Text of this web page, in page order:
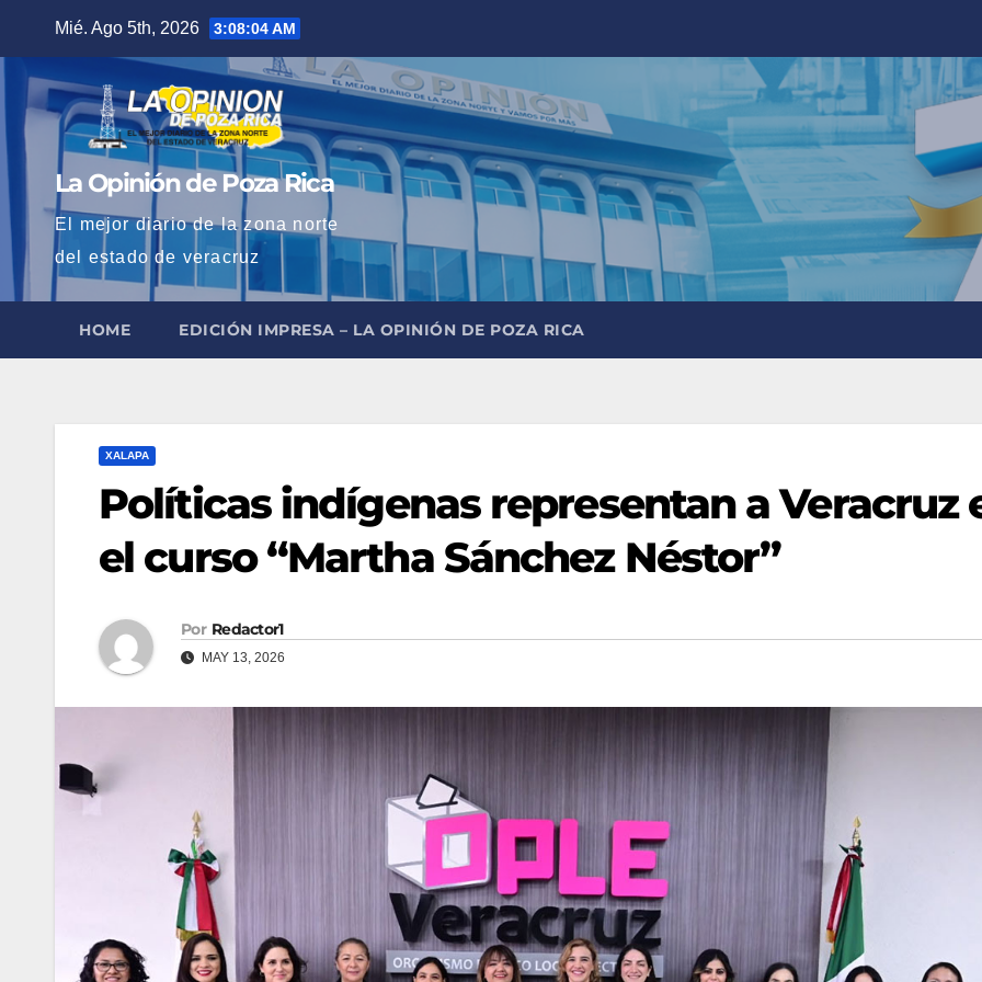
contenido
Mié. Ago 5th, 2026 3:08:05 AM
La Opinión de Poza Rica
El mejor diario de la zona norte
del estado de veracruz
HOME EDICIÓN IMPRESA – LA OPINIÓN DE POZA RICA
XALAPA
Políticas indígenas representan a Veracruz
el curso “Martha Sánchez Néstor”
Por Redactor1
MAY 13, 2026